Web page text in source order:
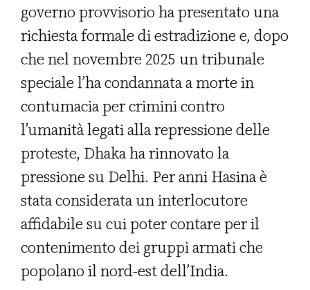
governo provvisorio ha presentato una
richiesta formale di estradizione e, dopo
che nel novembre 2025 un tribunale
speciale l’ha condannata a morte in
contumacia per crimini contro
l’umanità legati alla repressione delle
proteste, Dhaka ha rinnovato la
pressione su Delhi. Per anni Hasina è
stata considerata un interlocutore
affidabile su cui poter contare per il
contenimento dei gruppi armati che
popolano il nord-est dell’India.